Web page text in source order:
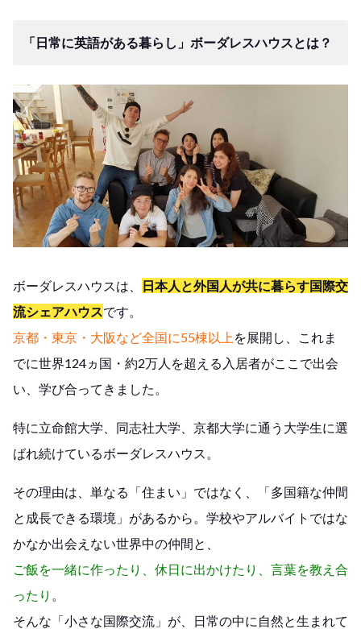
「日常に英語がある暮らし」ボーダレスハウスとは？
ボーダレスハウスは、
日本人と外国人が共に暮らす国際交
流シェアハウスです。
京都・東京・大阪など全国に55棟以上 を展開し、これま
でに世界124ヵ国・約2万人を超える入居者がここで出会
い、学び合ってきました。
特に立命館大学、同志社大学、京都大学に通う大学生に選
ばれ続けているボーダレスハウス。
その理由は、単なる「住まい」ではなく、「多国籍な仲間
と成長できる環境」があるから。学校やアルバイトではな
かなか出会えない世界中の仲間と、
ご飯を一緒に作ったり、休日に出かけたり、言葉を教え合
ったり
そんな「小さな国際交流」が、日常の中に自然と生まれて